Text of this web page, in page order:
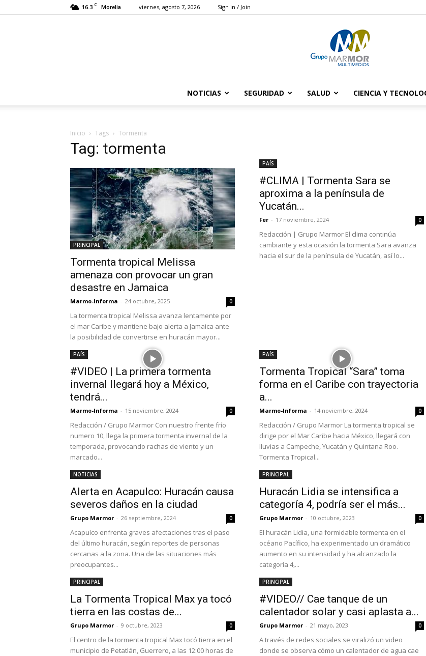
16.3 C Morelia viernes, agosto 7, 2026 Sign in / Join
NOTICIAS SEGURIDAD SALUD CIENCIA Y
Inicio Tags Tormenta
Tag: tormenta
PRINCIPAL
Tormenta tropical Melissa
amenaza con provocar un gran
desastre en Jamaica
Marmo-Informa - 24 octubre, 2025 0
La tormenta tropical Melissa avanza lentamente por
el mar Caribe y mantiene bajo alerta a Jamaica ante
la posibilidad de convertirse en huracán mayor...
PAÍS
#CLIMA | Tormenta Sara se
aproxima a la península de
Yucatán...
Fer - 17 noviembre, 2024 0
Redacción | Grupo Marmor El clima continúa
cambiante y esta ocasión la tormenta Sara avanza
hacia el sur de la península de Yucatán, así lo...
PAÍS
#VIDEO | La primera tormenta
invernal llegará hoy a México,
tendrá...
Marmo-Informa - 15 noviembre, 2024 0
Redacción / Grupo Marmor Con nuestro frente frío
numero 10, llega la primera tormenta invernal de la
temporada, provocando rachas de viento y un
marcado...
PAÍS
Tormenta Tropical “Sara” toma
forma en el Caribe con trayectoria
a...
Marmo-Informa - 14 noviembre, 2024 0
Redacción / Grupo Marmor La tormenta tropical se
dirige por el Mar Caribe hacia México, llegará con
lluvias a Campeche, Yucatán y Quintana Roo.
Tormenta Tropical...
NOTICIAS
Alerta en Acapulco: Huracán causa
severos daños en la ciudad
Grupo Marmor - 26 septiembre, 2024 0
Acapulco enfrenta graves afectaciones tras el paso
del último huracán, según reportes de personas
cercanas a la zona. Una de las situaciones más
preocupantes...
PRINCIPAL
Huracán Lidia se intensifica a
categoría 4, podría ser el más...
Grupo Marmor - 10 octubre, 2023 0
El huracán Lidia, una formidable tormenta en el
océano Pacífico, ha experimentado un dramático
aumento en su intensidad y ha alcanzado la
categoría 4,...
PRINCIPAL
La Tormenta Tropical Max ya tocó
tierra en las costas de...
Grupo Marmor - 9 octubre, 2023 0
El centro de la tormenta tropical Max tocó tierra en el
municipio de Petatlán, Guerrero, a las 12:00 horas de
PRINCIPAL
#VIDEO// Cae tanque de un
calentador solar y casi aplasta a...
Grupo Marmor - 21 mayo, 2023 0
A través de redes sociales se viralizó un video
donde se observa cómo un calentador de agua cae